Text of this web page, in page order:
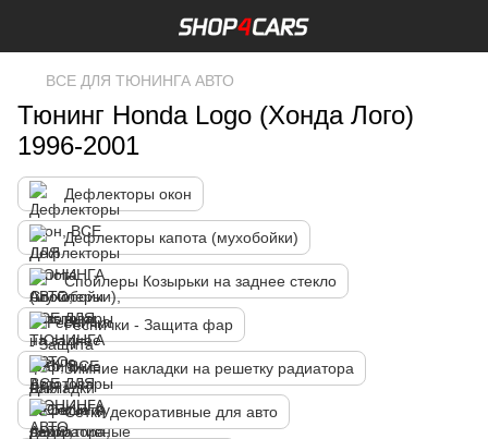
ВСЕ ДЛЯ ТЮНИНГА АВТО
Тюнинг Honda Logo (Хонда Лого)
1996-2001
Дефлекторы окон
Дефлекторы капота (мухобойки)
Спойлеры Козырьки на заднее стекло
Реснички - Защита фар
Зимние накладки на решетку радиатора
Сетки декоративные для авто